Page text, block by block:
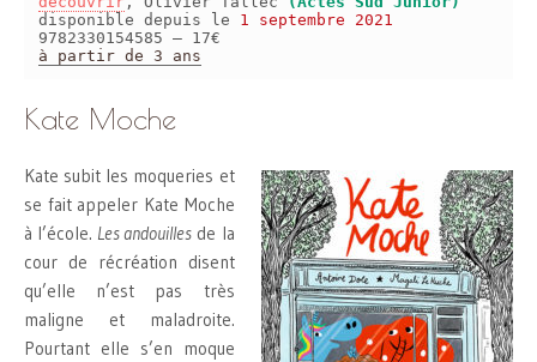
disponible depuis le 1 septembre 2021
9782330154585 – 17€
à partir de 3 ans
Kate Moche
Kate subit les moqueries et
se fait appeler Kate Moche
à l’école. Les andouilles de la
cour de récréation disent
qu’elle n’est pas très
maligne et maladroite.
Pourtant elle s’en moque